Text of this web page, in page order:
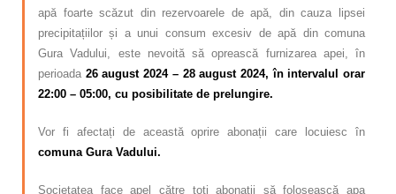
apă foarte scăzut din rezervoarele de apă, din cauza lipsei
precipitațiilor și a unui consum excesiv de apă din comuna
Gura Vadului, este nevoită să oprească furnizarea apei, în
perioada 26 august 2024 – 28 august 2024, în intervalul orar
22:00 – 05:00, cu posibilitate de prelungire.
Vor fi afectați de această oprire abonații care locuiesc în
comuna Gura Vadului.
Societatea face apel către toți abonații să folosească apa